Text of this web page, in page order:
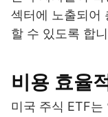
섹터에 노출되어
할 수 있도록 합
비용 효율
미국 주식 ETF는